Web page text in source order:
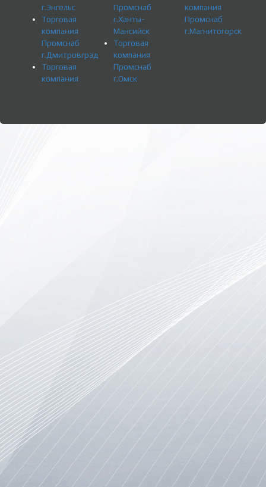
г.Энгельс
Торговая
компания
Промснаб
г.Дмитровград
Торговая
компания
Промснаб
г.Ханты-
Мансийск
Торговая
компания
Промснаб
г.Омск
компания
Промснаб
г.Магнитогорск